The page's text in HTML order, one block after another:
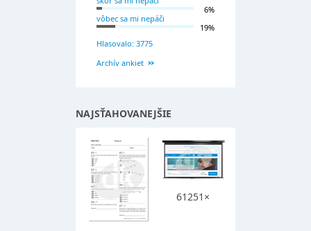
6%
vôbec sa mi nepáči
19%
Hlasovalo: 3775
Archív ankiet
NAJSŤAHOVANEJŠIE
61251×